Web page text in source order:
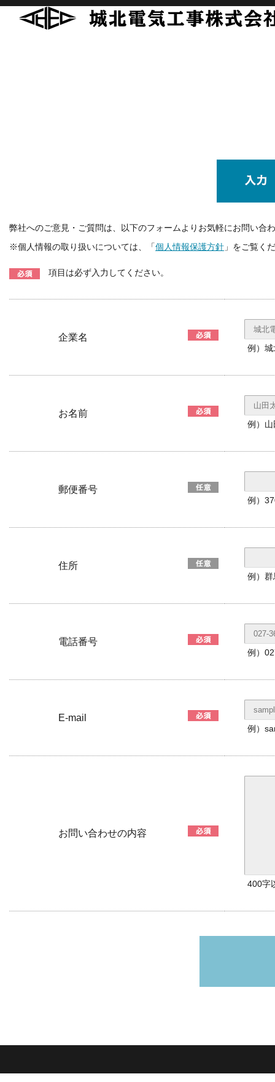
弊社へのご意見・ご質問は、以下のフォームよりお気軽にお問い合
※個人情報の取り扱いについては、「個人情報保護方針 」をご覧く
項目は必ず入力してください。
企業名
例）
お名前
例）
郵便番号
例）
住所
例）
電話番号
例）
E-mail
例）
お問い合わせの内容
400字